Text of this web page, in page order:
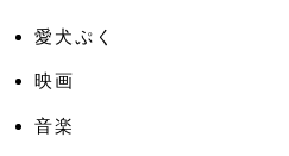
愛犬ぷく
映画
音楽